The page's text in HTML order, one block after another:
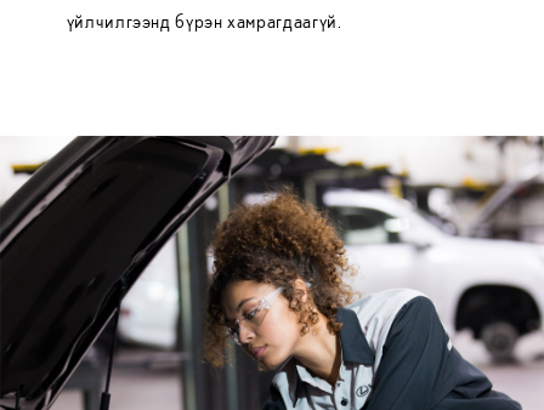
үйлчилгээнд бүрэн хамрагдаагүй.